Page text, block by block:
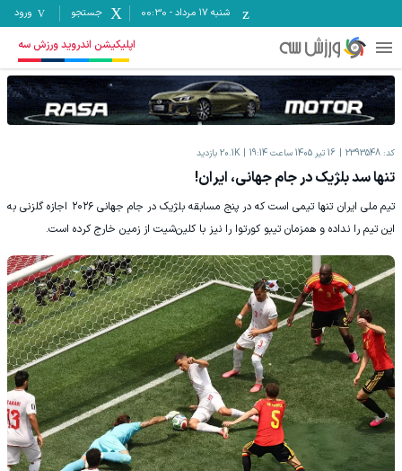
شنبه ۱۷ مرداد -
00:30 جستجو ورود
اپلیکیشن اندروید ورزش سه
کد: 2393548 16 تیر 1405 ساعت 19:14 20.1K بازدید
تنها سد بلژیک در جام جهانی، ایران!
تیم ملی ایران تنها تیمی است که در پنج مسابقه بلژیک در جام جهانی ۲۰۲۶ اجازه گلزنی به
این تیم را نداده و همزمان تیبو کورتوا را نیز با کلین‌شیت از زمین خارج کرده است.